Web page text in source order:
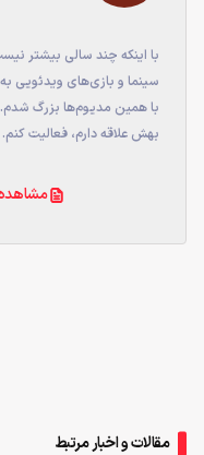
با اینکه چند سالی بیشتر
سینما و بازی‌های ویدئویی
با همین مدیوم‌ها بزرگ
بهش علاقه دارم، فعالیت کنم.
مقالات و اخبار مرتبط